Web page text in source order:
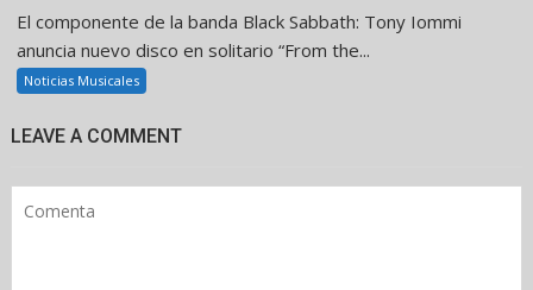
El componente de la banda Black Sabbath: Tony Iommi
anuncia nuevo disco en solitario “From the...
Noticias Musicales
LEAVE A COMMENT